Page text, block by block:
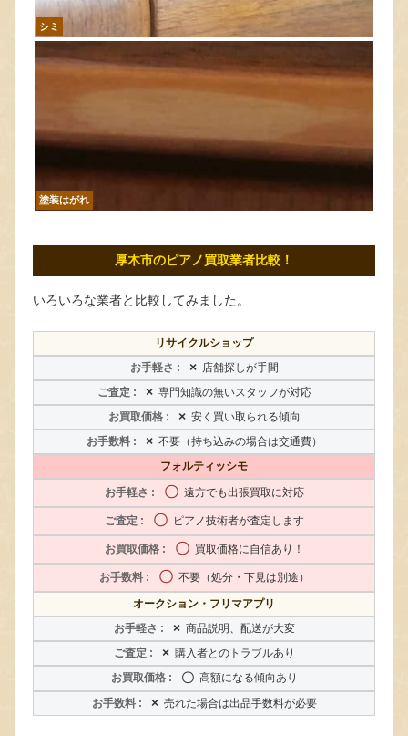
シミ
塗装はがれ
厚木市のピアノ買取業者比較！
いろいろな業者と比較してみました。
リサイクルショップ
× 店舗探しが手間
× 専門知識の無いスタッフが対応
× 安く買い取られる傾向
× 不要（持ち込みの場合は交通費）
フォルティッシモ
〇 遠方でも出張買取に対応
〇 ピアノ技術者が査定します
〇 買取価格に自信あり！
〇 不要（処分・下見は別途）
オークション・フリマアプリ
× 商品説明、配送が大変
× 購入者とのトラブルあり
〇 高額になる傾向あり
× 売れた場合は出品手数料が必要